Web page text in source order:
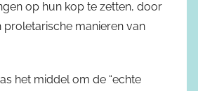
op hun kop te zetten, door
proletarische manieren van
het middel om de “echte